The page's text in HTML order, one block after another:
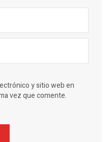
y sitio web en
vez que comente.